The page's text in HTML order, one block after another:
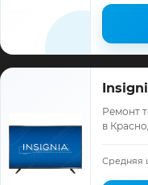
Ремонт
в
Средняя